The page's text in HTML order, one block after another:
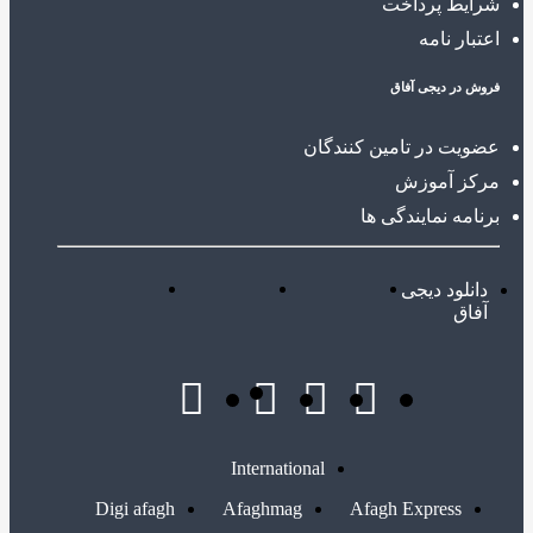
اعتبار نامه
فروش در دیجی آفاق
عضویت در تامین کنندگان
مرکز آموزش
برنامه نمایندگی ها
دانلود دیجی
آفاق
International
Afagh Express
Afaghmag
Digi afagh